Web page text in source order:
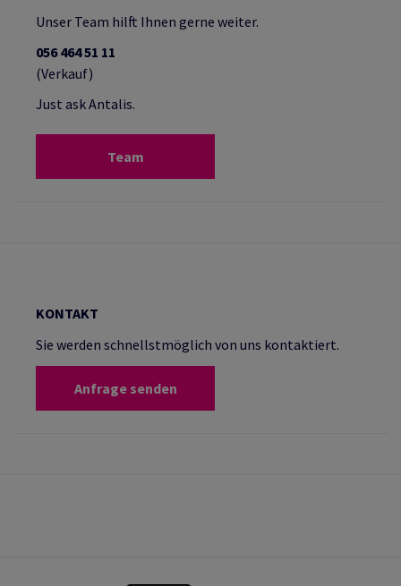
Unser Team hilft Ihnen gerne weiter.
056 464 51 11
(Verkauf)
Just ask Antalis.
Team
KONTAKT
Sie werden schnellstmöglich von uns kontaktiert.
Anfrage senden